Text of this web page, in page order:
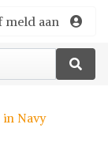
meld aan
in Navy